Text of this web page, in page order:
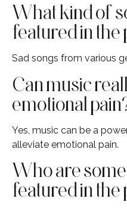
What kind of
featured in the
Sad songs from various
Can music
emotional
Yes, music can be a
alleviate emotional pain.
Who are
featured in the